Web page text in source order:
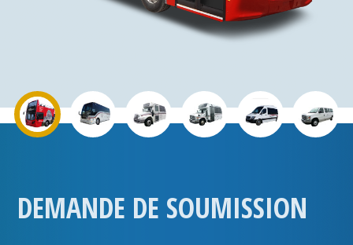
DEMANDE DE SOUMISSION